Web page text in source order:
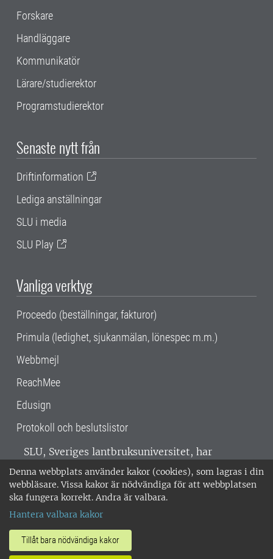
Denna webbplats använder kakor (cookies), som lagras i din
webbläsare. Vissa kakor är nödvändiga för att webbplatsen
ska fungera korrekt. Andra är valbara.
Hantera valbara kakor
Tillåt bara nödvändiga kakor
Forskare
Handläggare
Kommunikatör
Lärare/studierektor
Programstudierektor
Senaste nytt från
Driftinformation
Lediga anställningar
SLU i media
SLU Play
Vanliga verktyg
Proceedo (beställningar, fakturor)
Primula (ledighet, sjukanmälan, lönespec m.m.)
Webbmejl
ReachMee
Edusign
Protokoll och beslutslistor
SLU, Sveriges lantbruksuniversitet, har
verksamhet över hela Sverige. Huvudorter är
Alnarp, Uppsala och Umeå.SLU är
miljöcertifierat enligt ISO 14001. •
018-67 10 00 • Org nr: 202100-2817 •
Om SLU:s webbplatser
•Hantera kakor•Behandling av